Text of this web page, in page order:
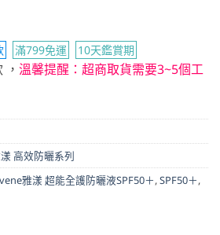
滿799免運 10天鑑賞期
， 溫馨提醒：超商取貨需要3~5個工
高效防曬系列
雅漾 超能全護防曬液SPF50＋,SPF50＋,